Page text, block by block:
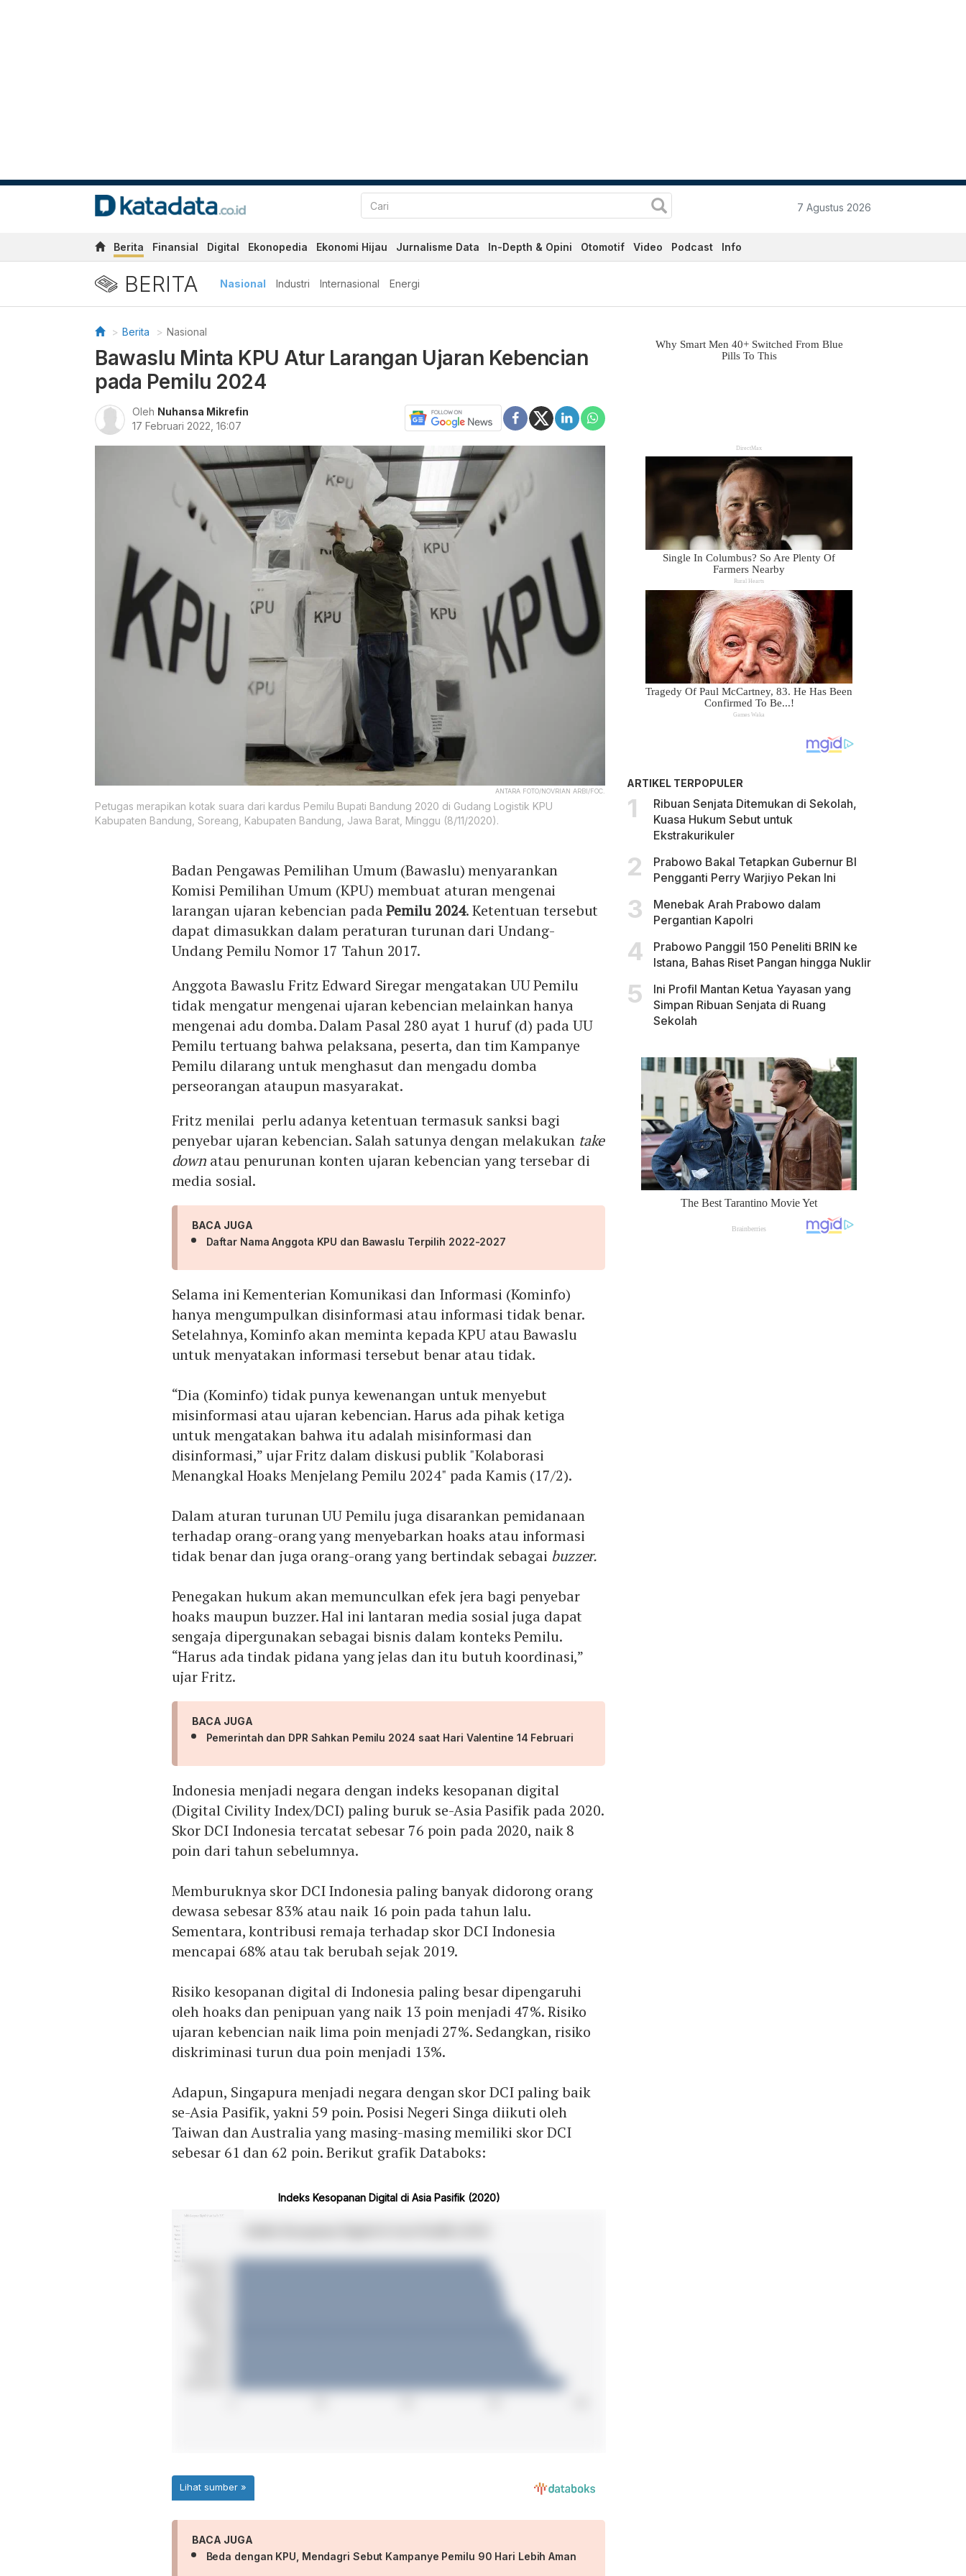
7 Agustus 2026
Berita Finansial Digital Ekonopedia Ekonomi Hijau Jurnalisme Data In-Depth & Opini Otomotif Video Podcast Info
BERITA Nasional Industri Internasional Energi
Berita Nasional
Bawaslu Minta KPU Atur Larangan Ujaran Kebencian
pada Pemilu 2024
Oleh Nuhansa Mikrefin
17 Februari 2022, 16:07
ANTARA FOTO/NOVRIAN ARBI/FOC.
Petugas merapikan kotak suara dari kardus Pemilu Bupati Bandung 2020 di Gudang Logistik KPU
Kabupaten Bandung, Soreang, Kabupaten Bandung, Jawa Barat, Minggu (8/11/2020).
Badan Pengawas Pemilihan Umum (Bawaslu) menyarankan
Komisi Pemilihan Umum (KPU) membuat aturan mengenai
larangan ujaran kebencian padaPemilu 2024. Ketentuan tersebut
dapat dimasukkan dalam peraturan turunan dari Undang-
Undang Pemilu Nomor 17 Tahun 2017.
Anggota Bawaslu Fritz Edward Siregar mengatakan UU Pemilu
tidak mengatur mengenai ujaran kebencian melainkan hanya
mengenai adu domba. Dalam Pasal 280 ayat 1 huruf (d) pada UU
Pemilu tertuang bahwa pelaksana, peserta, dan tim Kampanye
Pemilu dilarang untuk menghasut dan mengadu domba
perseorangan ataupun masyarakat.
Fritz menilai perlu adanya ketentuan termasuk sanksi bagi
penyebar ujaran kebencian. Salah satunya dengan melakukan take
down atau penurunan konten ujaran kebencian yang tersebar di
media sosial.
BACA JUGA
Daftar Nama Anggota KPU dan Bawaslu Terpilih 2022-2027
Selama ini Kementerian Komunikasi dan Informasi (Kominfo)
hanya mengumpulkan disinformasi atau informasi tidak benar.
Setelahnya, Kominfo akan meminta kepada KPU atau Bawaslu
untuk menyatakan informasi tersebut benar atau tidak.
“Dia (Kominfo) tidak punya kewenangan untuk menyebut
misinformasi atau ujaran kebencian. Harus ada pihak ketiga
untuk mengatakan bahwa itu adalah misinformasi dan
disinformasi,” ujar Fritz dalam diskusi publik "Kolaborasi
Menangkal Hoaks Menjelang Pemilu 2024" pada Kamis (17/2).
Dalam aturan turunan UU Pemilu juga disarankan pemidanaan
terhadap orang-orang yang menyebarkan hoaks atau informasi
tidak benar dan juga orang-orang yang bertindak sebagai buzzer.
Penegakan hukum akan memunculkan efek jera bagi penyebar
hoaks maupun buzzer. Hal ini lantaran media sosial juga dapat
sengaja dipergunakan sebagai bisnis dalam konteks Pemilu.
“Harus ada tindak pidana yang jelas dan itu butuh koordinasi,”
ujar Fritz.
BACA JUGA
Pemerintah dan DPR Sahkan Pemilu 2024 saat Hari Valentine 14 Februari
Indonesia menjadi negara dengan indeks kesopanan digital
(Digital Civility Index/DCI) paling buruk se-Asia Pasifik pada 2020.
Skor DCI Indonesia tercatat sebesar 76 poin pada 2020, naik 8
poin dari tahun sebelumnya.
Memburuknya skor DCI Indonesia paling banyak didorong orang
dewasa sebesar 83% atau naik 16 poin pada tahun lalu.
Sementara, kontribusi remaja terhadap skor DCI Indonesia
mencapai 68% atau tak berubah sejak 2019.
Risiko kesopanan digital di Indonesia paling besar dipengaruhi
oleh hoaks dan penipuan yang naik 13 poin menjadi 47%. Risiko
ujaran kebencian naik lima poin menjadi 27%. Sedangkan, risiko
diskriminasi turun dua poin menjadi 13%.
Adapun, Singapura menjadi negara dengan skor DCI paling baik
se-Asia Pasifik, yakni 59 poin. Posisi Negeri Singa diikuti oleh
Taiwan dan Australia yang masing-masing memiliki skor DCI
sebesar 61 dan 62 poin. Berikut grafik Databoks:
BACA JUGA
Beda dengan KPU, Mendagri Sebut Kampanye Pemilu 90 Hari Lebih Aman
ARTIKEL TERPOPULER
Ribuan Senjata Ditemukan di Sekolah,
Kuasa Hukum Sebut untuk
Ekstrakurikuler
Prabowo Bakal Tetapkan Gubernur BI
Pengganti Perry Warjiyo Pekan Ini
Menebak Arah Prabowo dalam
Pergantian Kapolri
Prabowo Panggil 150 Peneliti BRIN ke
Istana, Bahas Riset Pangan hingga Nuklir
Ini Profil Mantan Ketua Yayasan yang
Simpan Ribuan Senjata di Ruang
Sekolah